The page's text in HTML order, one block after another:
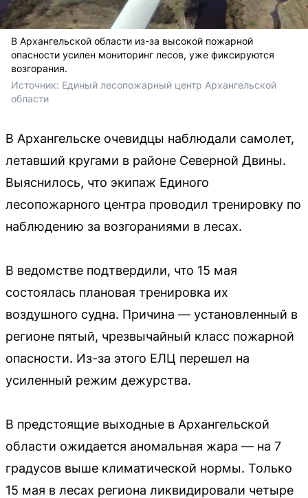
В Архангельской области из-за высокой пожарной
опасности усилен мониторинг лесов, уже фиксируются
возгорания.
Источник: Единый лесопожарный центр Архангельской
области
В Архангельске очевидцы наблюдали самолет,
летавший кругами в районе Северной Двины.
Выяснилось, что экипаж Единого
лесопожарного центра проводил тренировку по
наблюдению за возгораниями в лесах.
В ведомстве подтвердили, что 15 мая
состоялась плановая тренировка их
воздушного судна. Причина — установленный в
регионе пятый, чрезвычайный класс пожарной
опасности. Из-за этого ЕЛЦ перешел на
усиленный режим дежурства.
В предстоящие выходные в Архангельской
области ожидается аномальная жара — на 7
градусов выше климатической нормы. Только
15 мая в лесах региона ликвидировали четыре